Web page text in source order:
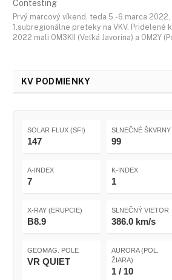
Contesting
Prvý marcový víkend, teda 5.-6.marca 2022,
1.subregionálne preteky na VKV. Pridelené
2022 mali OM3KII (Veľká Javorina) a OM2Y
KV PODMIENKY
SOLAR FLUX (SFI)
147
SLNEČNÉ ŠKVRNY
99
A-INDEX
7
K-INDEX
1
X-RAY (ERUPCIE)
B8.9
SLNEČNÝ VIETOR
386.0 km/s
GEOMAG. POLE
VR QUIET
AURORA (POL.
ŽIARA)
1 / 10